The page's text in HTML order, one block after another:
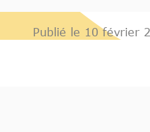
Publié le 10 février